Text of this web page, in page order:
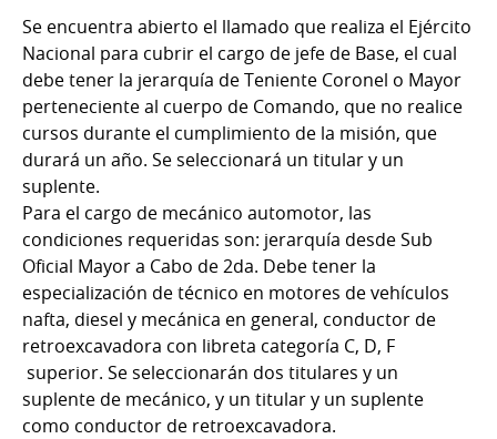
Se encuentra abierto el llamado que realiza el Ejército
Nacional para cubrir el cargo de jefe de Base, el cual
debe tener la jerarquía de Teniente Coronel o Mayor
perteneciente al cuerpo de Comando, que no realice
cursos durante el cumplimiento de la misión, que
durará un año. Se seleccionará un titular y un
suplente.
Para el cargo de mecánico automotor, las
condiciones requeridas son: jerarquía desde Sub
Oficial Mayor a Cabo de 2da. Debe tener la
especialización de técnico en motores de vehículos
nafta, diesel y mecánica en general, conductor de
retroexcavadora con libreta categoría C, D, F
superior. Se seleccionarán dos titulares y un
suplente de mecánico, y un titular y un suplente
como conductor de retroexcavadora.